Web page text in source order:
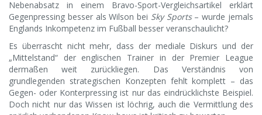
Nebenabsatz in einem Bravo-Sport-Vergleichsartikel erklärt
Gegenpressing besser als Wilson bei Sky Sports– wurde jemals
Englands Inkompetenz im Fußball besser veranschaulicht?
Es überrascht nicht mehr, dass der mediale Diskurs und der
„Mittelstand“ der englischen Trainer in der Premier League
dermaßen weit zurückliegen. Das Verständnis von
grundlegenden strategischen Konzepten fehlt komplett – das
Gegen- oder Konterpressing ist nur das eindrücklichste Beispiel.
Doch nicht nur das Wissen ist löchrig, auch die Vermittlung des